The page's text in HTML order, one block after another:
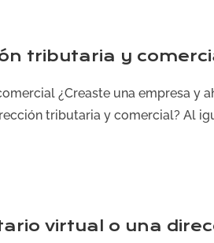
tributaria y
¿Creaste una empresa y
tributaria y comercial? Al
virtual o una